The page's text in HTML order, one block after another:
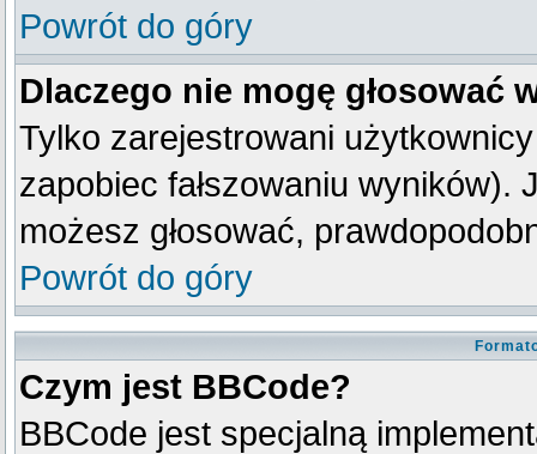
Powrót do góry
Dlaczego nie mogę głosować
Tylko zarejestrowani
zapobiec fałszowaniu wyników).
możesz głosować,
Powrót do góry
Czym jest BBCode?
BBCode jest specjalną